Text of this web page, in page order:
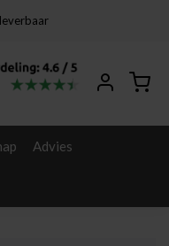
Advies